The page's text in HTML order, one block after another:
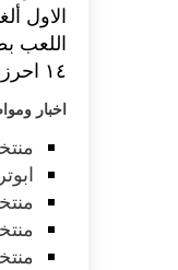
الاول
اللعب
‮٤١ ‬احرز
اخبار